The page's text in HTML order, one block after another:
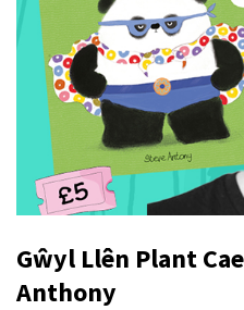
Gŵyl Llên Plant
Anthony